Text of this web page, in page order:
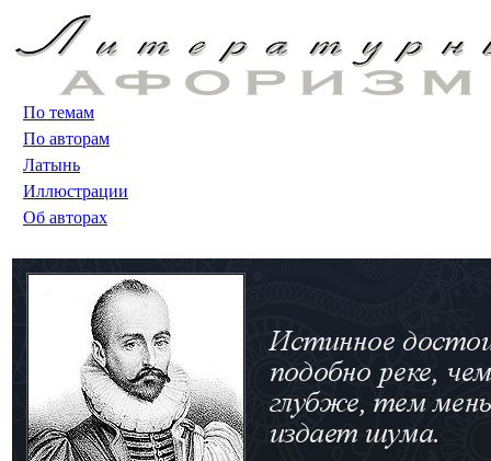
По темам
По авторам
Латынь
Иллюстрации
Об авторах